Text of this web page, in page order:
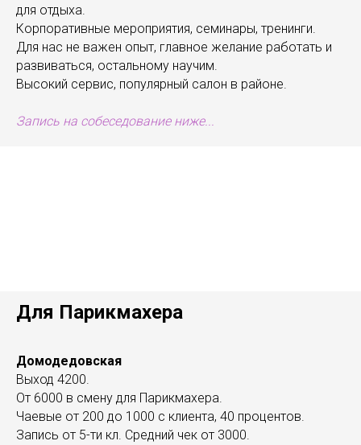
для отдыха.
Корпоративные мероприятия, семинары, тренинги.
Для нас не важен опыт, главное желание работать и
развиваться, остальному научим.
Высокий сервис, популярный салон в районе.
Запись на собеседование ниже...
Для Парикмахера
Домодедовская
Выход 4200.
От 6000 в смену для Парикмахера.
Чаевые от 200 до 1000 с клиента, 40 процентов.
Запись от 5-ти кл. Средний чек от 3000.